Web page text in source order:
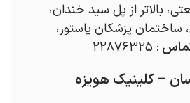
بالاتر از پل سید خندان،
ساختمان پزشکان پاستور،
: ۲۲۸۷۶۳۲۵
– کلینیک هویزه